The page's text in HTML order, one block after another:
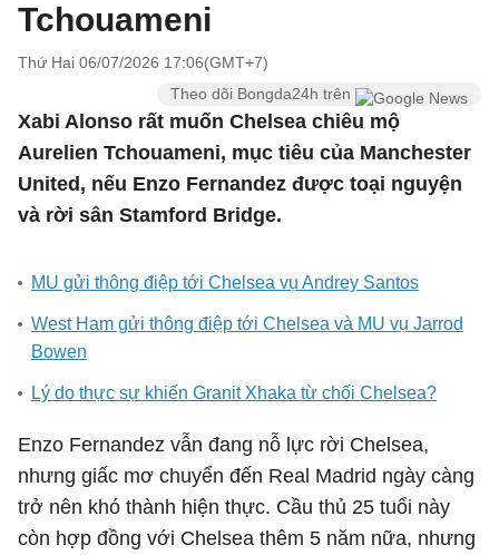
Tchouameni
Thứ Hai 06/07/2026 17:06(GMT+7)
Theo dõi Bongda24h trên
Xabi Alonso rất muốn Chelsea chiêu mộ
Aurelien Tchouameni, mục tiêu của Manchester
United, nếu Enzo Fernandez được toại nguyện
và rời sân Stamford Bridge.
MU gửi thông điệp tới Chelsea vụ Andrey Santos
West Ham gửi thông điệp tới Chelsea và MU vụ Jarrod
Bowen
Lý do thực sự khiến Granit Xhaka từ chối Chelsea?
Enzo Fernandez vẫn đang nỗ lực rời Chelsea,
nhưng giấc mơ chuyển đến Real Madrid ngày càng
trở nên khó thành hiện thực. Cầu thủ 25 tuổi này
còn hợp đồng với Chelsea thêm 5 năm nữa, nhưng